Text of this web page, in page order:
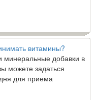
витамины?
добавки в
можете задаться
для приема